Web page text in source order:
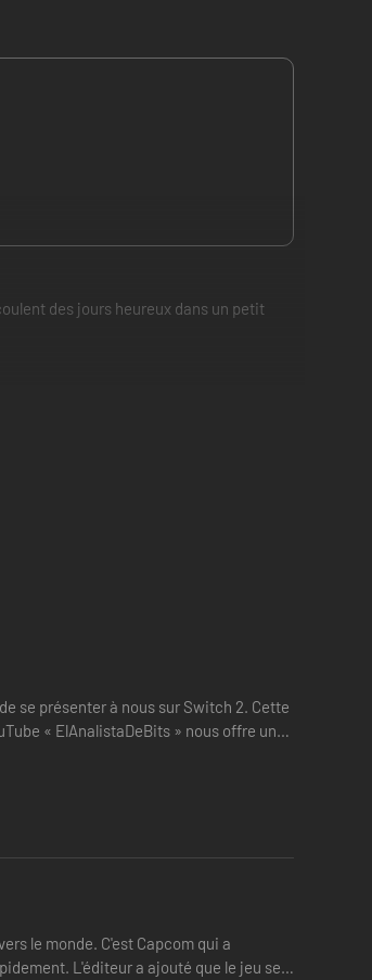
des jours heureux dans un petit
de courses-poursuites effrénées.
Village prête à confusion. Serait-il
tentatives de résoudre le mystère de ce
se présenter à nous sur Switch 2. Cette
« ElAnalistaDeBits » nous offre une
le monde. C'est Capcom qui a
L'éditeur a ajouté que le jeu se